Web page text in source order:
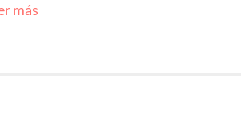
más